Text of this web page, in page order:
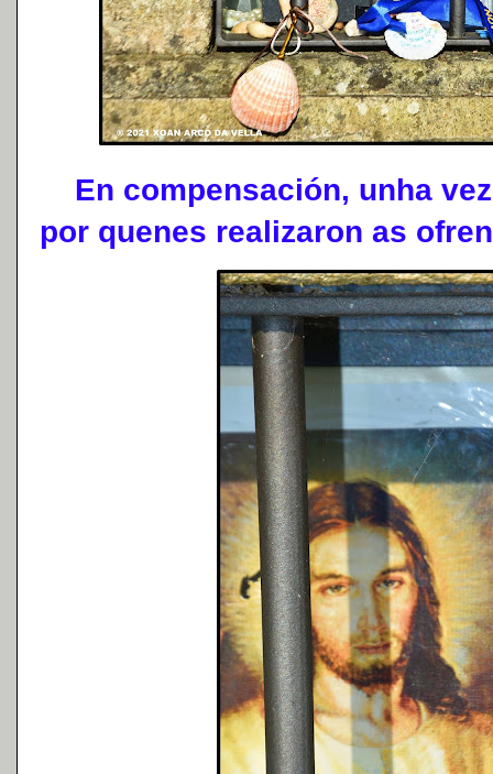
En compensación, unha
por quenes realizaron as